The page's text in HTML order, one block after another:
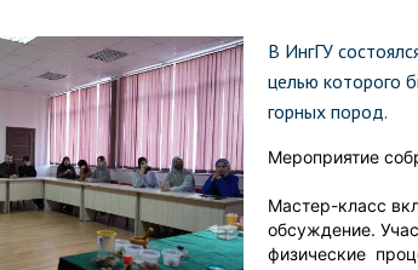
В ИнгГУ
целью которого
горных пород.
Мероприятие
Мастер-класс
обсуждение.
физические